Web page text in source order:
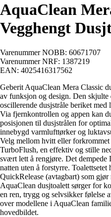
AquaClean
Vegghengt
Varenummer NOBB: 60671707
Varenummer NRF: 1387219
EAN: 4025416317562
Geberit AquaClean Mera Classic
av funksjon og design. Den skjulte
oscillerende dusjstråle beriket med
Via fjernkontrollen og appen kan
posisjonen til dusjstrålen for
innebygd varmlufttørker og
Velg mellom hvitt eller forkrommet
TurboFlush, en effektiv og stille
svært lett å rengjøre. Det
natten uten å forstyrre.
QuickRelease (avtagbart) som
AquaClean dusjtoalett sørger for
en ren, trygg og selvsikker følelse
over modellene i AquaClean
hovedbildet.